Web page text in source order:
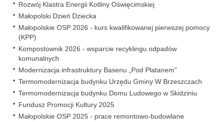
Rozwój Klastra Energii Kotliny Oświęcimskiej
Małopolski Dzień Dziecka
Małopolskie OSP 2026 - kurs kwalifikowanej pierwszej pomocy
(KPP)
Kompostownik 2026 - wsparcie recyklingu odpadów
komunalnych
Modernizacja infrastruktury Basenu „Pod Platanem"
Termomodernizacja budynku Urzędu Gminy W Brzeszczach
Termomodernizacja budynku Domu Ludowego w Skidziniu
Fundusz Promocji Kultury 2025
Małopolskie OSP 2025 - prace remontowo-budowlane